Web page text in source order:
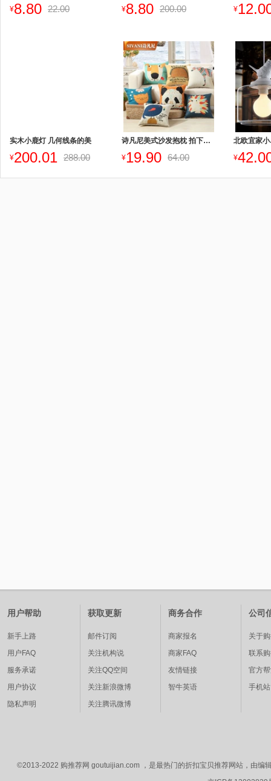
¥8.80 22.00
¥8.80 200.00
¥
实木小鹿灯 几何线条的美
¥200.01 288.00
诗凡尼美式沙发抱枕 拍下改价
¥19.90 64.00 ¥
用户帮助
新手上路
用户FAQ
服务承诺
用户协议
隐私声明
获取更新
邮件订阅
关注机构说
关注QQ空间
关注新浪微博
关注腾讯微博
商务合作
商家报名
商家FAQ
友情链接
智牛英语
公司
关于
联系
官方
手机站
©2013-2022 购推荐网 goutuijian.com ，是最热门的折扣宝贝推荐网站，由编